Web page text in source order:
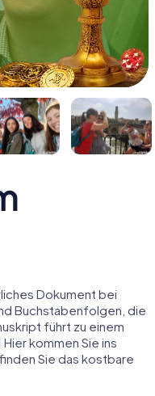
Dokument bei
Buchstabenfolgen, die
führt zu einem
kommen Sie ins
Sie das kostbare